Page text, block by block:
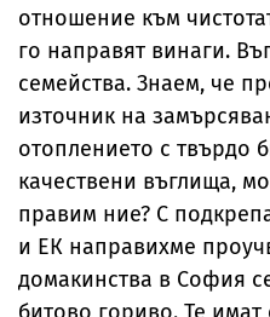
отношение към
го направят винаги.
семейства. Знаем, че
източник на
отоплението с твърдо
качествени въглища,
правим ние? С
и ЕК направихме
домакинства в София